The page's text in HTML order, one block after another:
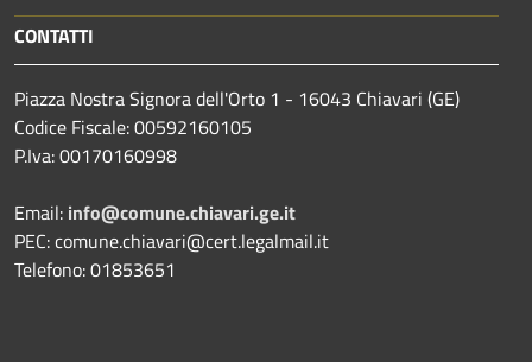
CONTATTI
Piazza Nostra Signora dell'Orto 1 - 16043 Chiavari (GE)
Codice Fiscale: 00592160105
P.Iva: 00170160998
Email: info@comune.chiavari.ge.it
PEC: comune.chiavari@cert.legalmail.it
Telefono: 01853651